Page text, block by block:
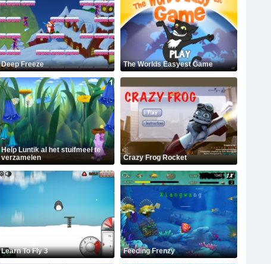
Deep Freeze The Worlds Easyest Game
Help Luntik al het stuifmeel te
verzamelen
Crazy Frog Rocket
Learn To Fly 3 Feeding Frenzy